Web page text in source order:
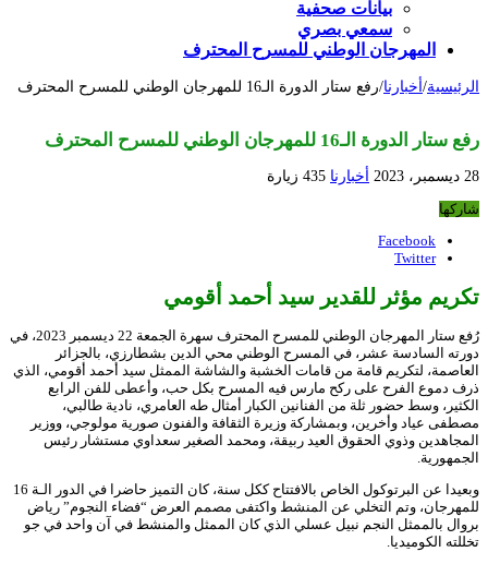
بيانات صحفية
سمعي بصري
المهرجان الوطني للمسرح المحترف
الرئيسية/ أخبارنا/رفع ستار الدورة الـ16 للمهرجان الوطني للمسرح المحترف
رفع ستار الدورة الـ16 للمهرجان الوطني للمسرح المحترف
28 ديسمبر، 2023 أخبارنا 435 زيارة
شاركها
Facebook
Twitter
تكريم مؤثر للقدير سيد أحمد أقومي
رُفع ستار المهرجان الوطني للمسرح المحترف سهرة الجمعة 22 ديسمبر 2023، في
دورته السادسة عشر، في المسرح الوطني محي الدين بشطارزي، بالجزائر
العاصمة، لتكريم قامة من قامات الخشبة والشاشة الممثل سيد أحمد أقومي، الذي
ذرف دموع الفرح على ركح مارس فيه المسرح بكل حب، وأعطى للفن الرابع
الكثير، وسط حضور ثلة من الفنانين الكبار أمثال طه العامري، نادية طالبي،
مصطفى عياد وأخرين، وبمشاركة وزيرة الثقافة والفنون صورية مولوجي، ووزير
المجاهدين وذوي الحقوق العيد ربيقة، ومحمد الصغير سعداوي مستشار رئيس
الجمهورية.
وبعيدا عن البرتوكول الخاص بالافتتاح ككل سنة، كان التميز حاضرا في الدور الـة 16
للمهرجان، وتم التخلي عن المنشط واكتفى مصمم العرض “فضاء النجوم” رياض
بروال بالممثل النجم نبيل عسلي الذي كان الممثل والمنشط في آن واحد في جو
تخللته الكوميديا.